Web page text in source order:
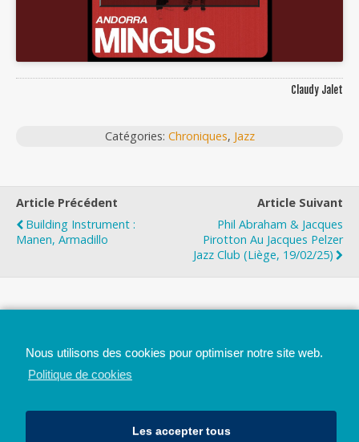
Claudy Jalet
Catégories: Chroniques, Jazz
Article Précédent
Building Instrument :
Manen, Armadillo
Article Suivant
Phil Abraham & Jacques
Pirotton Au Jacques Pelzer
Jazz Club (Liège, 19/02/25)
Nous utilisons des cookies pour optimiser notre site web.
Politique de cookies
Les accepter tous